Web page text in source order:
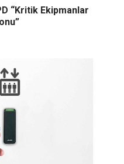
“Kritik Ekipmanlar